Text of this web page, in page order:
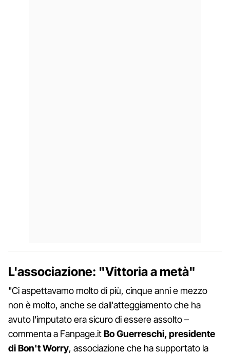
L'associazione: "Vittoria a metà"
"Ci aspettavamo molto di più, cinque anni e mezzo
non è molto, anche se dall'atteggiamento che ha
avuto l'imputato era sicuro di essere assolto –
commenta a Fanpage.itBo Guerreschi, presidente
di Bon't Worry, associazione che ha supportato la